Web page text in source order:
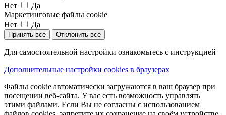
Нет
Да
Маркетинговые файлы cookie
Нет
Да
Принять все Отклонить все
Для самостоятельной настройки ознакомьтесь с инструкцией
Дополнительные настройки cookies в браузерах
Файлы cookie автоматически загружаются в ваш браузер при
посещении веб-сайта. У вас есть возможность управлять
этими файлами. Если Вы не согласны с использованием